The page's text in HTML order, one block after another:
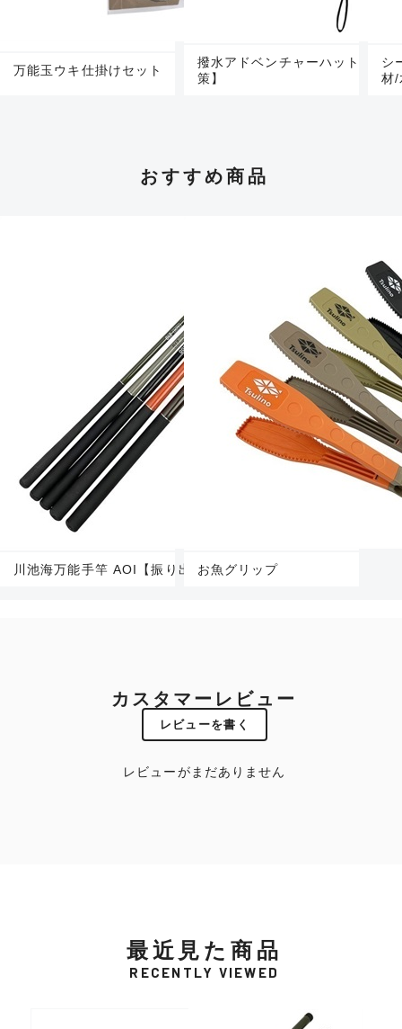
万能玉ウキ仕掛けセット
撥水アドベンチャーハット 【暑
策】
シ
材/
おすすめ商品
川池海万能手竿 AOI【振り出し万能竿】
お魚グリップ
カスタマーレビュー
レビューを書く
レビューがまだありません
最近見た商品
RECENTLY VIEWED